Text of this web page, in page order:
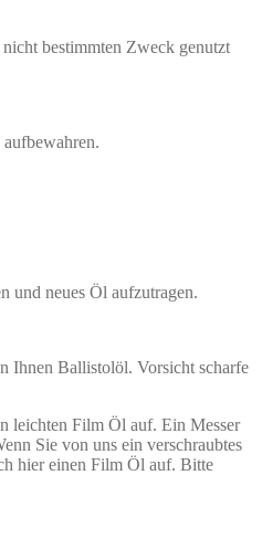
bestimmten Zweck genutzt
und neues Öl aufzutragen.
Ihnen Ballistolöl. Vorsicht scharfe
leichten Film Öl auf. Ein Messer
Sie von uns ein verschraubtes
hier einen Film Öl auf. Bitte